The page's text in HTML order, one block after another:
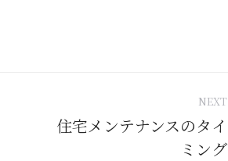
NEXT
Next
住宅メンテナンスのタイ
ミング